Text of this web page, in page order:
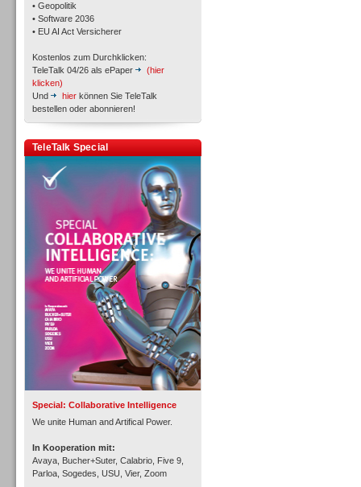
• Geopolitik
• Software 2036
• EU AI Act Versicherer
Kostenlos zum Durchklicken:
TeleTalk 04/26 als ePaper
(hier
klicken)
Und
hier können Sie TeleTalk
bestellen oder abonnieren!
TeleTalk Special
Special: Collaborative Intelligence
We unite Human and Artifical Power.
In Kooperation mit:
Avaya, Bucher+Suter, Calabrio, Five 9,
Parloa, Sogedes, USU, Vier, Zoom
Workforce-Management
Personal
Inbound